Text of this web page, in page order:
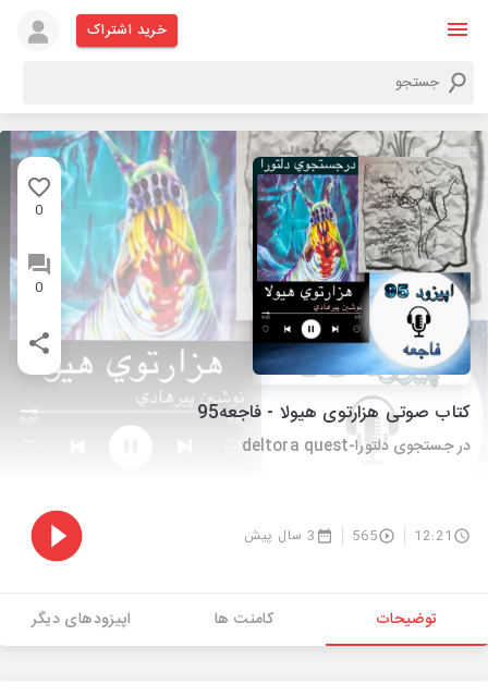
خرید اشتراک
0
0
کتاب صوتی هزارتوی هیولا - فاجعه95
در جستجوی دلتورا-deltora quest
12:21
565 3 سال پیش
توضیحات کامنت ها اپیزودهای دیگر